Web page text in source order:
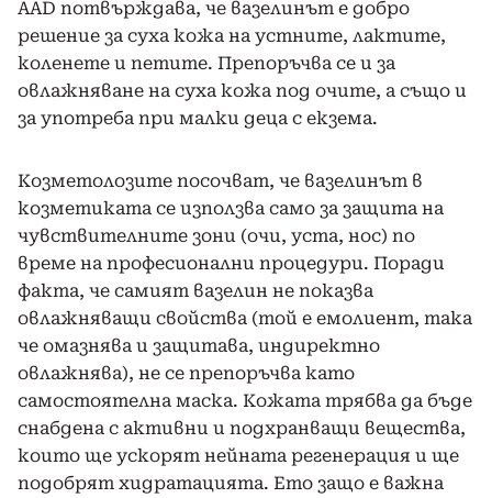
AAD потвърждава, че вазелинът е добро
решение за суха кожа на устните, лактите,
коленете и петите. Препоръчва се и за
овлажняване на суха кожа под очите, а също и
за употреба при малки деца с екзема.
Козметолозите посочват, че вазелинът в
козметиката се използва само за защита на
чувствителните зони (очи, уста, нос) по
време на професионални процедури. Поради
факта, че самият вазелин не показва
овлажняващи свойства (той е емолиент, така
че омазнява и защитава, индиректно
овлажнява), не се препоръчва като
самостоятелна маска. Кожата трябва да бъде
снабдена с активни и подхранващи вещества,
които ще ускорят нейната регенерация и ще
подобрят хидратацията. Ето защо е важна